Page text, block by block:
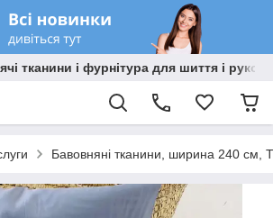
тканини і фурнітура для шиття і
Бавовняні тканини, ширина 240 см,